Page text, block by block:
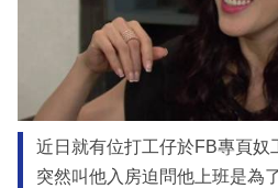
近日就有位打工仔於FB專頁奴
突然叫他入房迫問他上班是為